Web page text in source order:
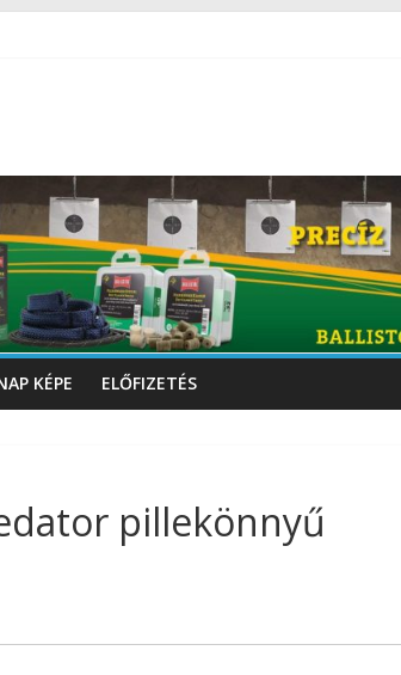
KÉPE ELŐFIZETÉS
pillekönnyű